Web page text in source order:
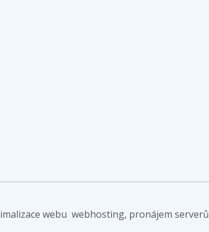
webu webhosting, pronájem serverů